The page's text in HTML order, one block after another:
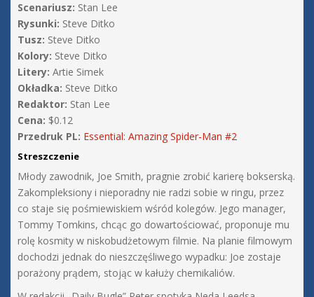
Scenariusz: Stan Lee
Rysunki: Steve Ditko
Tusz: Steve Ditko
Kolory: Steve Ditko
Litery: Artie Simek
Okładka: Steve Ditko
Redaktor: Stan Lee
Cena: $0.12
Przedruk PL: Essential: Amazing Spider-Man #2
Streszczenie
Młody zawodnik, Joe Smith, pragnie zrobić karierę bokserską.
Zakompleksiony i nieporadny nie radzi sobie w ringu, przez
co staje się pośmiewiskiem wśród kolegów. Jego manager,
Tommy Tomkins, chcąc go dowartościować, proponuje mu
rolę kosmity w niskobudżetowym filmie. Na planie filmowym
dochodzi jednak do nieszczęśliwego wypadku: Joe zostaje
porażony prądem, stojąc w kałuży chemikaliów.